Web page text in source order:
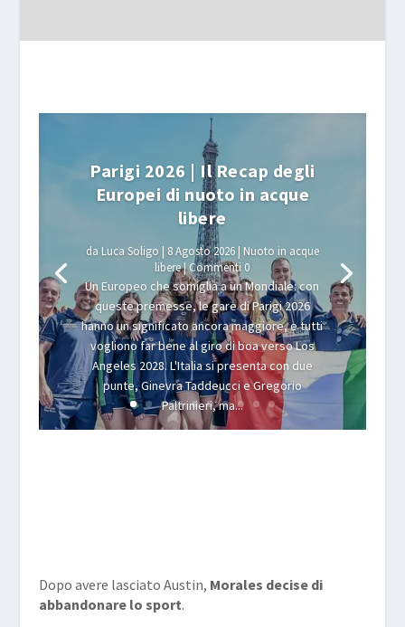
Parigi 2026 | Il Recap degli
Europei di nuoto in acque
libere
da Luca Soligo | 8 Agosto 2026| Nuoto in acque
libere| Commenti 0
Un Europeo che somiglia a un Mondiale: con
queste premesse, le gare di Parigi 2026
hanno un significato ancora maggiore, e tutti
vogliono far bene al giro di boa verso Los
Angeles 2028. L'Italia si presenta con due
punte, Ginevra Taddeucci e Gregorio
Paltrinieri, ma...
Dopo avere lasciato Austin, Morales decise di
abbandonare lo sport.